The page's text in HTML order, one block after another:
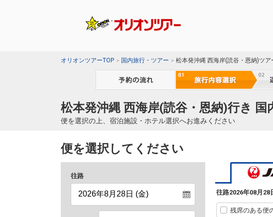
オリオンツアーTOP 国内旅行・ツアー 松本発沖縄 西海岸(読谷・恩納)ツア
松本発沖縄 西海岸(読谷・恩納)行き 国
便を選択の上、宿泊施設・ホテル選択へお進みください
便を選択してください
往路
往路2026年08月28
残席のある便